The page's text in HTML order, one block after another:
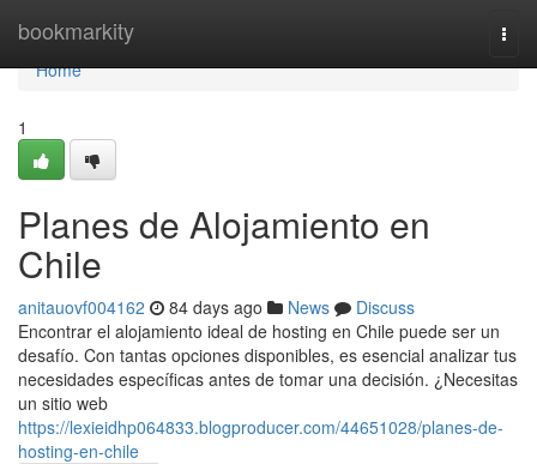
bookmarkity
Home
Home
1
Planes de Alojamiento en
Chile
anitauovf004162 84 days ago News
Discuss
Encontrar el alojamiento ideal de hosting en Chile puede ser un
desafío. Con tantas opciones disponibles, es esencial analizar tus
necesidades específicas antes de tomar una decisión. ¿Necesitas
un sitio web
https://lexieidhp064833.blogproducer.com/44651028/planes-de-
hosting-en-chile